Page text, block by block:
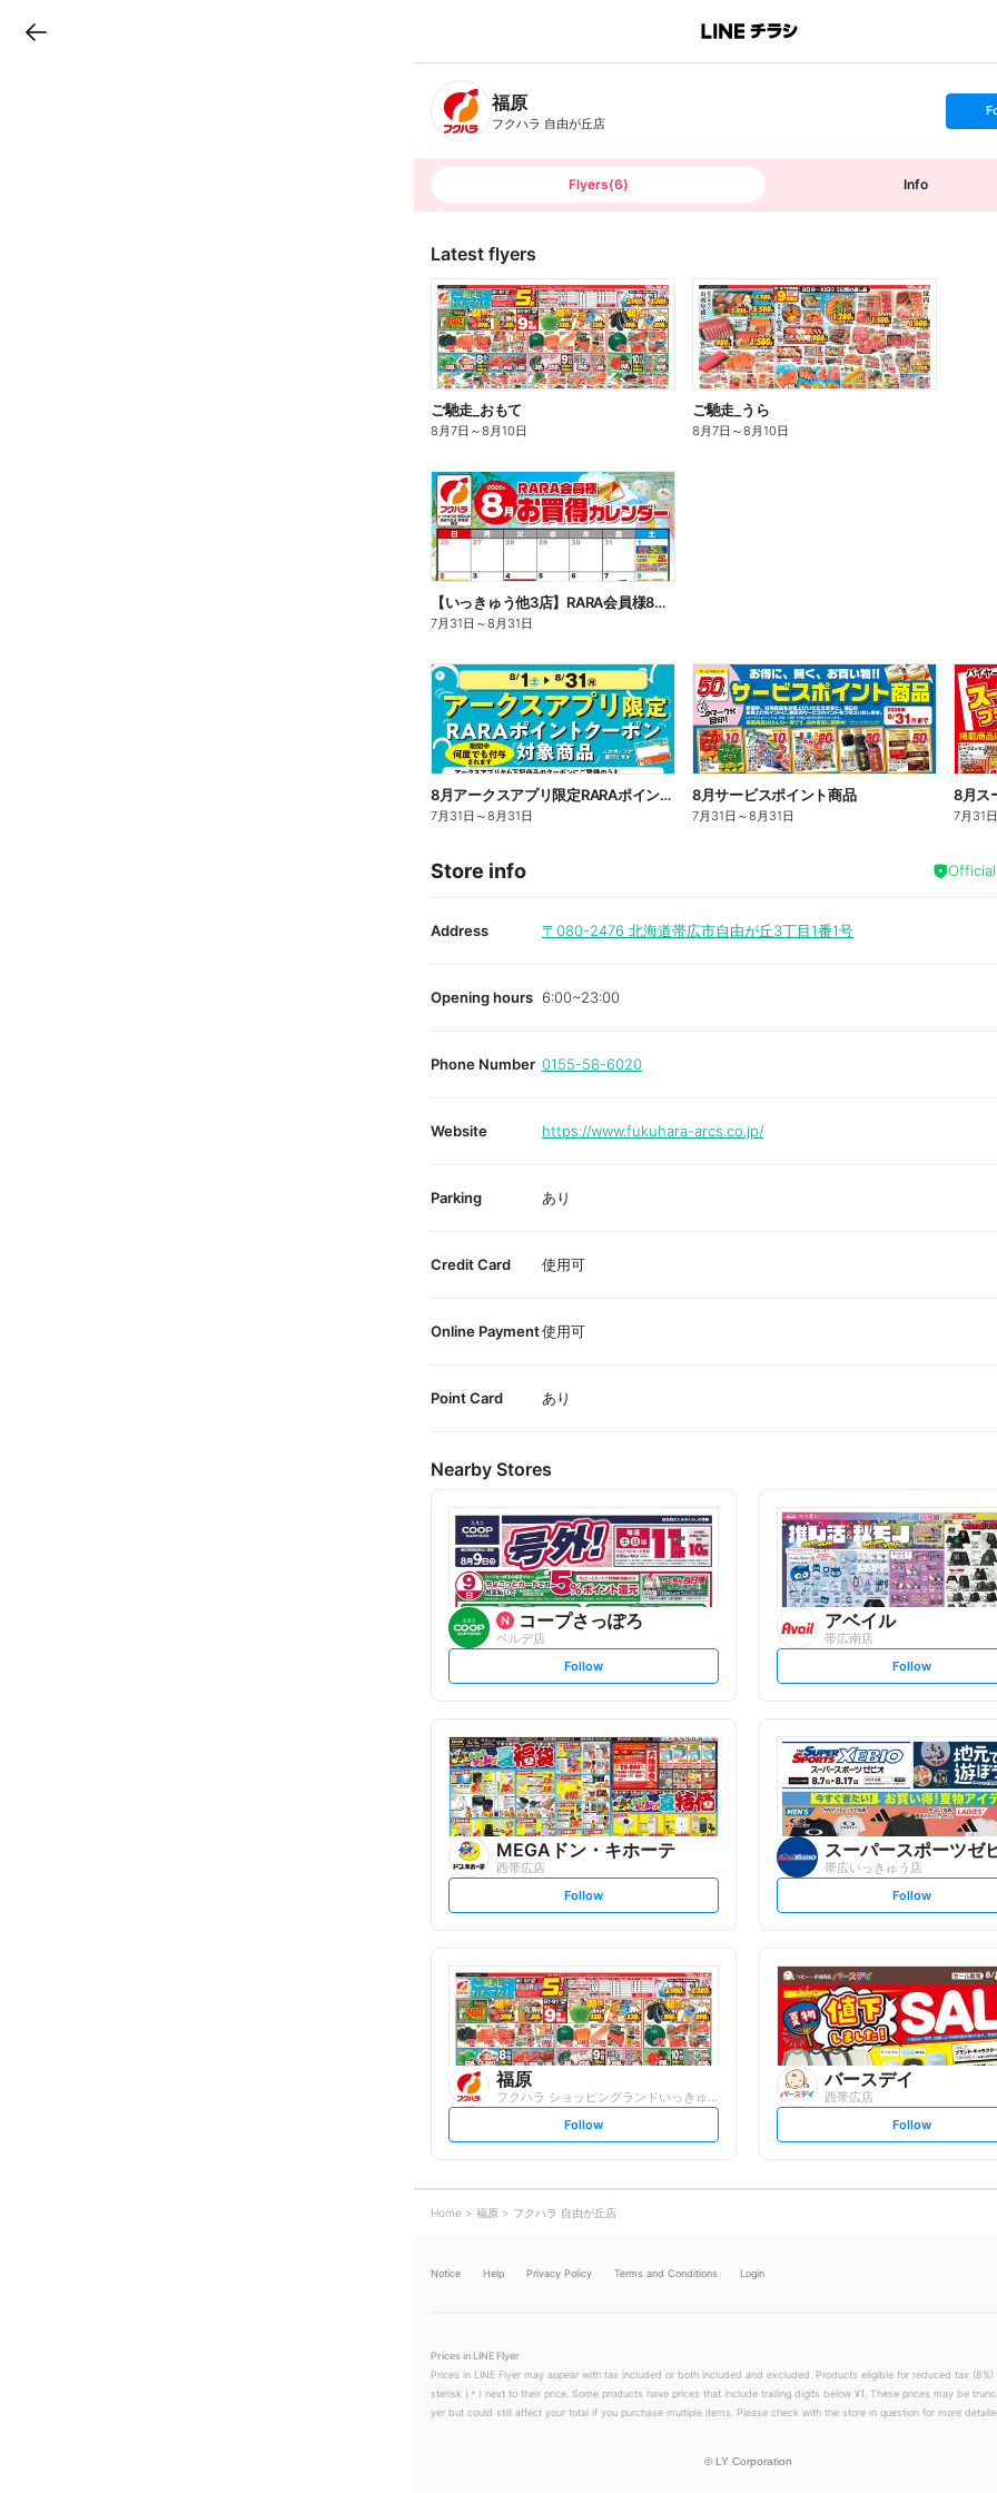
B
n
T
福原
フクハラ 自由が丘店
s
t
o
Flyers(6) Info
Latest flyers
ご馳走_おもて
8月7日 ～8月10日
ご馳走_うら
8月7日 ～8月10日
【いっきゅう他3店】RARA会員様8月お買得カレンダー
7月31日 ～8月31日
8月アークスアプリ限定RARAポイントクーポン対象商品
7月31日 ～8月31日
8月サービスポイント商品
7月31日 ～8月31日
8月ス
7月31日
Store info
Address 〒080-2476 北海道帯広市自由が丘3丁目1番1号
Opening hours 6:00~23:00
Phone Number 0155-58-6020
Website https://www.fukuhara-arcs.co.jp/
Parking あり
Credit Card 使用可
Online Payment使用可
Point Card あり
Nearby Stores
コープさっぽろ
ベルデ店
s
t
l
o
w
Follow
アベイル
帯広南店
s
t
l
o
w
Follow
MEGAドン・キホーテ
西帯広店
s
t
o
w
Follow
スーパースポーツゼ
帯広いっきゅう店
s
t
l
w
Follow
福原
フクハラ ショッピングランドいっきゅう店
s
t
o
w
Follow
バースデイ
西帯広店
s
t
Follow
Home 福原 フクハラ 自由が丘店
Notice Help Privacy Policy Terms and Conditions Login
Prices in LINE Flyer
Prices in LINE Flyer may appear with tax included or both included and excluded. Products eligible for reduced tax (8%)
sterisk (＊) next to their price. Some products have prices that include trailing digits below ¥1. These prices may be
yer but could still affect your total if you purchase multiple items. Please check with the store in question for more
© LY Corporation